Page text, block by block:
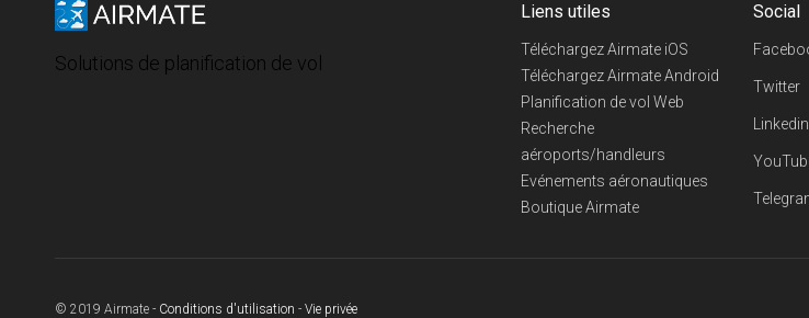
Solutions de planification de vol
Liens utiles
Téléchargez Airmate iOS
Téléchargez Airmate Android
Planification de vol Web
Recherche
aéroports/handleurs
Evénements aéronautiques
Boutique Airmate
Social
Twitter
Linkedin
© 2019 Airmate - Conditions d'utilisation - Vie privée